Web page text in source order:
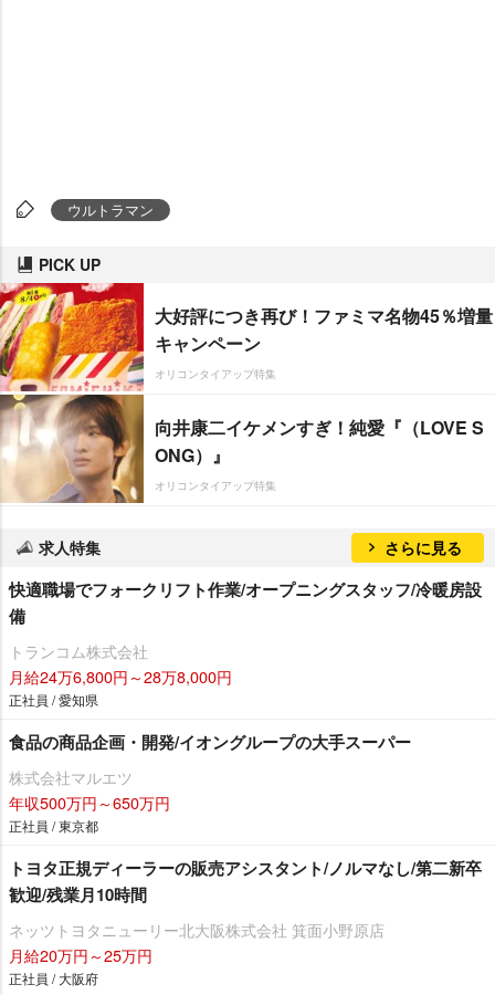
ウルトラマン
PICK UP
大好評につき再び！ファミマ名物45％増量
キャンペーン
オリコンタイアップ特集
向井康二イケメンすぎ！純愛『（LOVE S
ONG）』
オリコンタイアップ特集
求人特集 さらに見る
快適職場でフォークリフト作業/オープニングスタッフ/冷暖房設
備
トランコム株式会社
月給24万6,800円～28万8,000円
正社員 / 愛知県
食品の商品企画・開発/イオングループの大手スーパー
株式会社マルエツ
年収500万円～650万円
正社員 / 東京都
トヨタ正規ディーラーの販売アシスタント/ノルマなし/第二新卒
歓迎/残業月10時間
ネッツトヨタニューリー北大阪株式会社 箕面小野原店
月給20万円～25万円
正社員 / 大阪府